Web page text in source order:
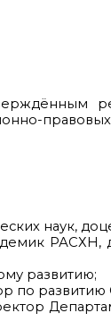
наук,
РАСХН,
развитию;
по